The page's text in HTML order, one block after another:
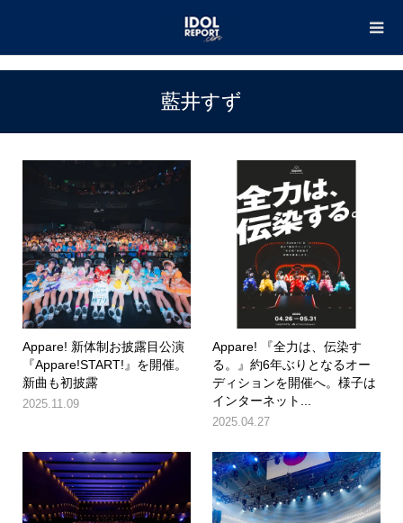
藍井すず
Appare! 新体制お披露目公演
『Appare!START!』を開催。
新曲も初披露
2025.11.09
Appare! 『全力は、伝染す
る。』約6年ぶりとなるオー
ディションを開催へ。様子は
インターネット...
2025.04.27